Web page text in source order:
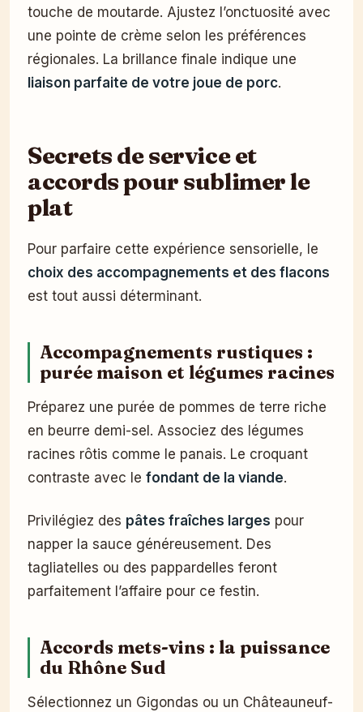
touche de moutarde. Ajustez l’onctuosité avec
une pointe de crème selon les préférences
régionales. La brillance finale indique une
liaison parfaite de votre joue de porc.
Secrets de service et
accords pour sublimer le
plat
Pour parfaire cette expérience sensorielle, le
choix des accompagnements et des flacons
est tout aussi déterminant.
Accompagnements rustiques :
purée maison et légumes racines
Préparez une purée de pommes de terre riche
en beurre demi-sel. Associez des légumes
racines rôtis comme le panais. Le croquant
contraste avec le fondant de la viande.
Privilégiez des pâtes fraîches larges pour
napper la sauce généreusement. Des
tagliatelles ou des pappardelles feront
parfaitement l’affaire pour ce festin.
Accords mets-vins : la puissance
du Rhône Sud
Sélectionnez un Gigondas ou un Châteauneuf-